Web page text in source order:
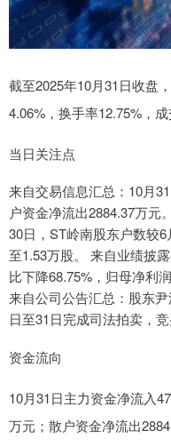
截至2025年10月31日收盘
4.06%，换手率12.75%，
当日关注点
来自交易信息汇总：10月
户资金净流出2884.37万元
30日，ST岭南股东户数较
至1.53万股。 来自业绩披
比下降68.75%，归母净利
来自公司公告汇总：股东
日至31日完成司法拍卖，
资金流向
10月31日主力资金净流入
万元；散户资金净流出